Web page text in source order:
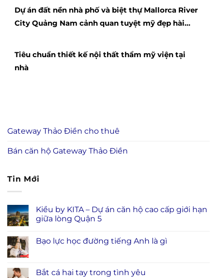
Dự án đất nền nhà phố và biệt thự Mallorca River
City Quảng Nam cảnh quan tuyệt mỹ đẹp hài
Tiêu chuẩn thiết kế nội thất thẩm mỹ viện tại
nhà
Gateway Thảo Điền cho thuê
Bán căn hộ Gateway Thảo Điền
Tin Mới
Kiều by KITA – Dự án căn hộ cao cấp giới hạn
giữa lòng Quận 5
Bạo lực học đường tiếng Anh là gì
Bắt cá hai tay trong tình yêu